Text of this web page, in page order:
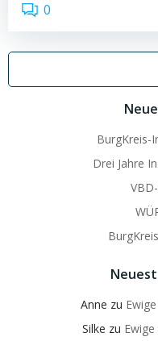
0
for:
BurgKreis-
Drei Jahre
Anne zu
Silke zu